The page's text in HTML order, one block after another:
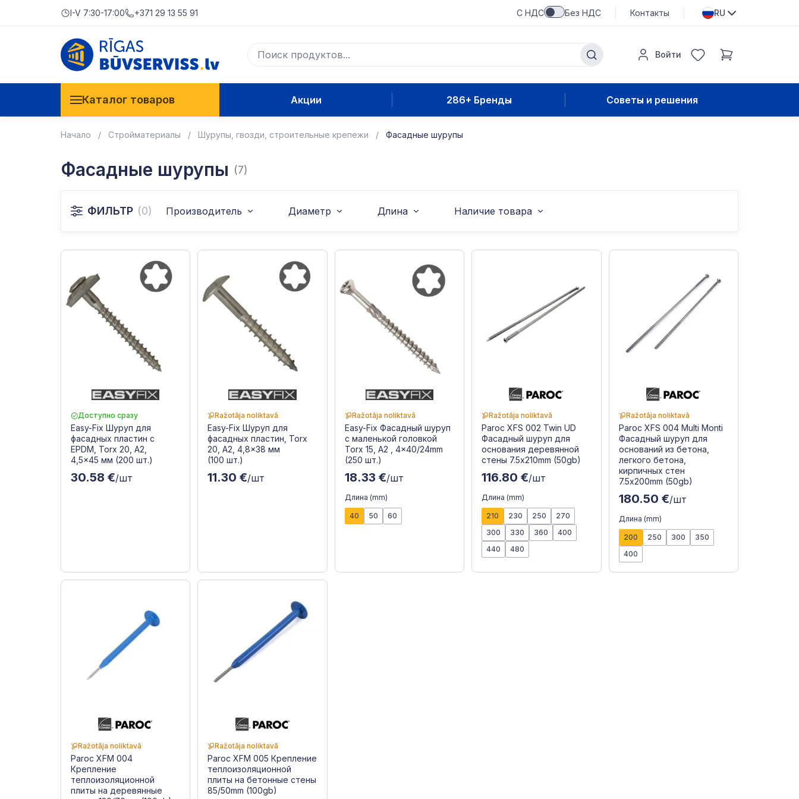
I-V 7:30-17:00 +371 29 13 55 91 С НДС Без НДС Контакты RU
Войти
Каталог товаров Акции 286+ Бренды Советы и решения
Начало Стройматериалы Шурупы, гвозди, строительные крепежи Фасадные шурупы
Фасадные шурупы (7)
ФИЛЬТР (0) Производитель Диаметр Длина Наличие товара
Доступно сразу
Easy-Fix Шуруп для
фасадных пластин с
EPDM, Torx 20, A2,
4,5x45 мм (200 шт.)
30.58 €/шт
Ražotāja noliktavā
Easy-Fix Шуруп для
фасадных пластин, Torx
20, A2, 4,8x38 мм
(100 шт.)
11.30 €/шт
Ražotāja noliktavā
Easy-Fix Фасадный шуруп
с маленькой головкой
Torx 15, A2 , 4x40/24mm
(250 шт.)
18.33 €/шт
Длина (mm)
40 50 60
Ražotāja noliktavā
Paroc XFS 002 Twin UD
Фасадный шуруп для
основания деревянной
стены 7.5x210mm (50gb)
116.80 €/шт
Длина (mm)
210 230 250
270
300
330 360
400
440
480
Ražotāja noliktavā
Paroc XFS 004 Multi Monti
Фасадный шуруп для
оснований из бетона,
легкого бетона,
кирпичных стен
7.5x200mm (50gb)
180.50 €/шт
Длина (mm)
200 250 300
350
400
Ražotāja noliktavā
Paroc XFM 004
Крепление
теплоизоляционной
плиты на деревянные
Ražotāja noliktavā
Paroc XFM 005 Крепление
теплоизоляционной
плиты на бетонные стены
85/50mm (100gb)